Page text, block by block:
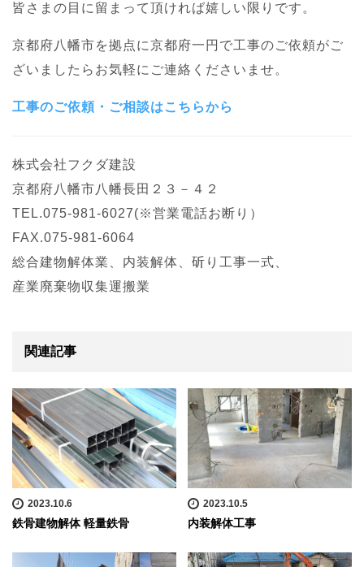
皆さまの目に留まって頂ければ嬉しい限りです。
京都府八幡市を拠点に京都府一円で工事のご依頼がご
ざいましたらお気軽にご連絡くださいませ。
工事のご依頼・ご相談はこちらから
株式会社フクダ建設
京都府八幡市八幡長田２３－４２
TEL.075-981-6027(※営業電話お断り）
FAX.075-981-6064
総合建物解体業、内装解体、斫り工事一式、
産業廃棄物収集運搬業
関連記事
2023.10.6
鉄骨建物解体 軽量鉄骨
2023.10.5
内装解体工事